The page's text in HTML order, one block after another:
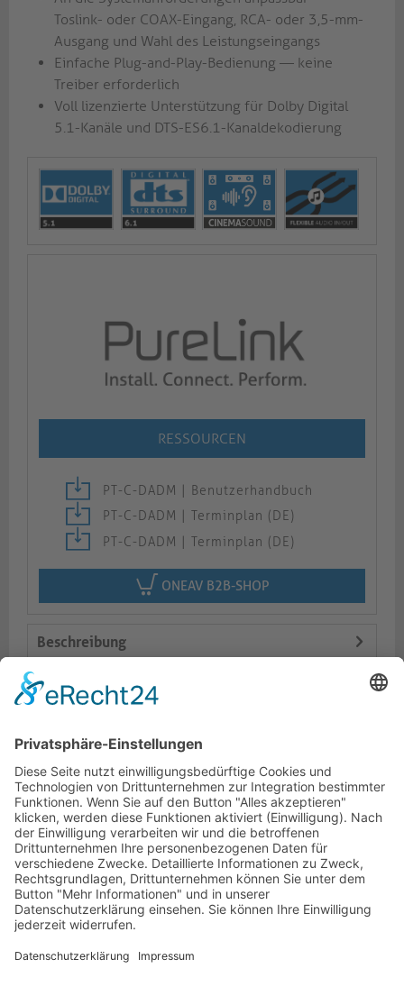
Toslink- oder COAX-Eingang, RCA- oder 3,5-mm-
Ausgang und Wahl des Leistungseingangs
Einfache Plug-and-Play-Bedienung — keine
Treiber erforderlich
Voll lizenzierte Unterstützung für Dolby Digital
5.1-Kanäle und DTS-ES6.1-Kanaldekodierung
RESSOURCEN
PT-C-DADM | Benutzerhandbuch
PT-C-DADM | Terminplan (DE)
PT-C-DADM | Terminplan (DE)
ONEAV B2B-SHOP
Beschreibung
Logistik
Dokumente
HOTLINE
PURELINK.DE